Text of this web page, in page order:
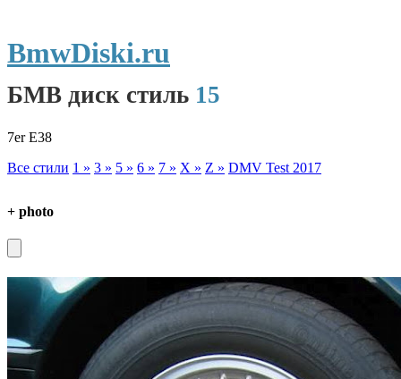
БМВ диск стиль 15
7er E38
Все стили 1 » 3 » 5 » 6 » 7 » X » Z » DMV Test 2017
BmwDiski.ru
+ photo